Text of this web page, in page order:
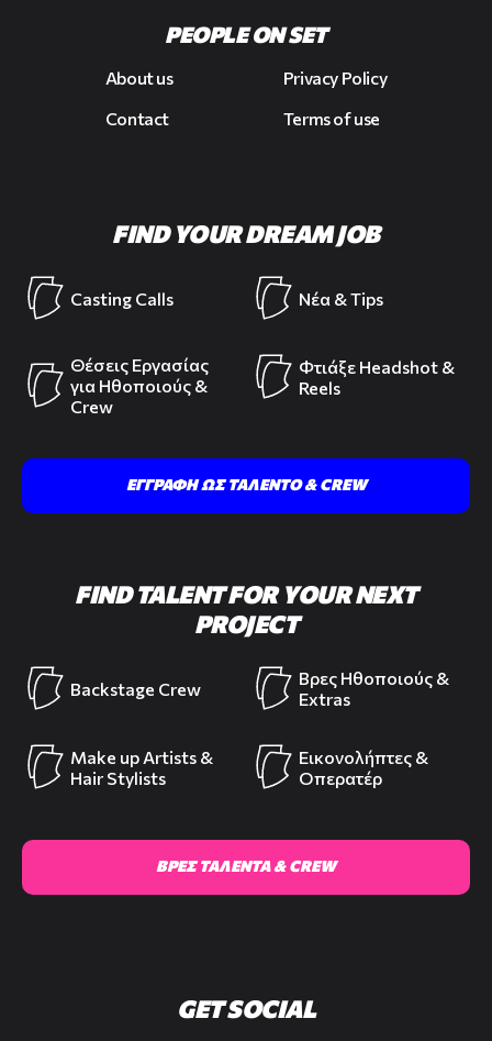
PEOPLE ON SET
About us
Contact
Privacy Policy
Terms of use
FIND YOUR DREAM JOB
Casting Calls
Θέσεις Εργασίας
για Ηθοποιούς &
Crew
Νέα & Tips
Φτιάξε Headshot &
Reels
ΕΓΓΡΑΦΗ ΩΣ ΤΑΛΕΝΤΟ & CREW
FIND TALENT FOR YOUR NEXT
PROJECT
Backstage Crew
Make up Artists &
Hair Stylists
Βρες Ηθοποιούς &
Extras
Εικονολήπτες &
Οπερατέρ
ΒΡΕΣ ΤΑΛΕΝΤΑ & CREW
GET SOCIAL